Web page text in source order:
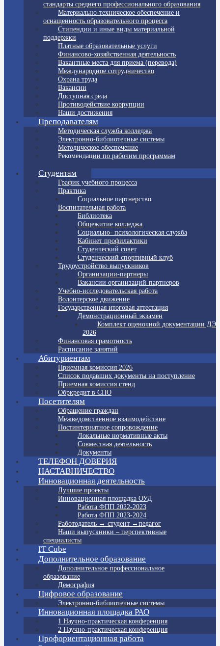
стандарты среднего профессионального образования
Материально-техническое обеспечение и
оснащенность образовательного процесса
Стипендии и иные виды материальной
поддержки
Платные образовательные услуги
Финансово-хозяйственная деятельность
Вакантные места для приема (перевода)
Международное сотрудничество
Охрана труда
Вакансии
Доступная среда
Противодействие коррупции
Наши достижения
Преподавателям
Методическая служба колледжа
Электронно-библиотечные системы
Методическое обеспечение
Рекомендации по рабочим программам
Студентам
График учебного процесса
Практика
Социальное партнерство
Воспитательная работа
Библиотека
Общежитие колледжа
Социально- психологическая служба
Кабинет профилактики
Студенческий совет
Студенческий спортивный клуб
Трудоустройство выпускников
Организации-партнеры
Вакансии организаций-партнеров
Учебно-исследовательская работа
Волонтерское движение
Государственная итоговая аттестация
Демонстрационный экзамен
Комплект оценочной документации ДЭ
2026
Финансовая грамотность
Расписание занятий
Абитуриентам
Приемная комиссия 2026
Список подавших документы на поступление
Приемная комиссия стенд
Обркредит в СПО
Посетителям
Обращение граждан
Межведомственное взаимодействие
Постинтернатное сопровождение
Локальные нормативные акты
Совместная деятельность
Документы
ТЕЛЕФОН ДОВЕРИЯ
НАСТАВНИЧЕСТВО
Инновационная деятельность
Лучшие проекты
Инновационная площадка ОУД
Работа ФПП 2022-2023
Работа ФПП 2023-2024
Работодатель → студент →педагог
Наши выпускники – перспективные
специалисты
IT Cube
Дополнительное образование
Дополнительное профессиональное
образование
Демография
Цифровое образование
Электронно-библиотечные системы
Инновационная площадка РАО
1 Научно-практическая конференция
2 Научно-практическая конференция
Профориентационная работа